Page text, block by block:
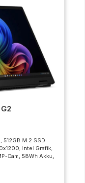
512GB M.2 SSD
Intel Grafik,
Cam, 58Wh Akku,